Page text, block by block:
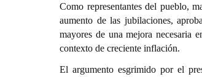
Como representantes del pueblo,
aumento de las jubilaciones,
mayores de una mejora necesaria
contexto de creciente inflación.
El argumento esgrimido por el